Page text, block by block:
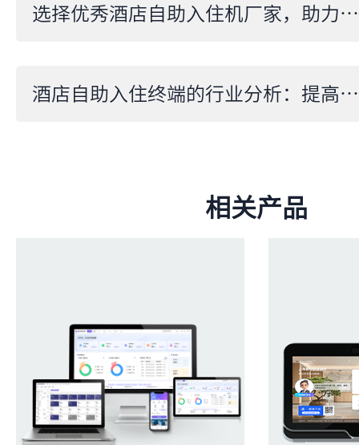
选择优秀酒店自助入住机厂家，助力业务增长
酒店自助入住终端的行业分析：提高运营效率的关键技术
相关产品